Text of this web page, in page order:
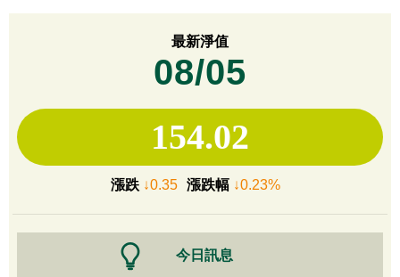
最新淨值
08/05
154.02
漲跌↓0.35 漲跌幅↓0.23%
今日訊息